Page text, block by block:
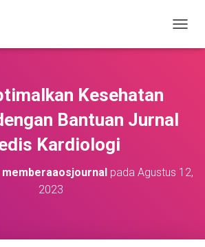
O
A
Kesehatan
Bantuan Jurnal
Kardiologi
memberaaosjournal pada Agustus 12,
2023